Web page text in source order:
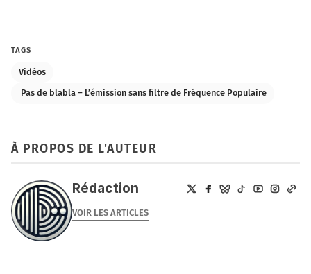
TAGS
Vidéos
️ Pas de blabla – L’émission sans filtre de Fréquence Populaire
À PROPOS DE L'AUTEUR
Rédaction
VOIR LES ARTICLES